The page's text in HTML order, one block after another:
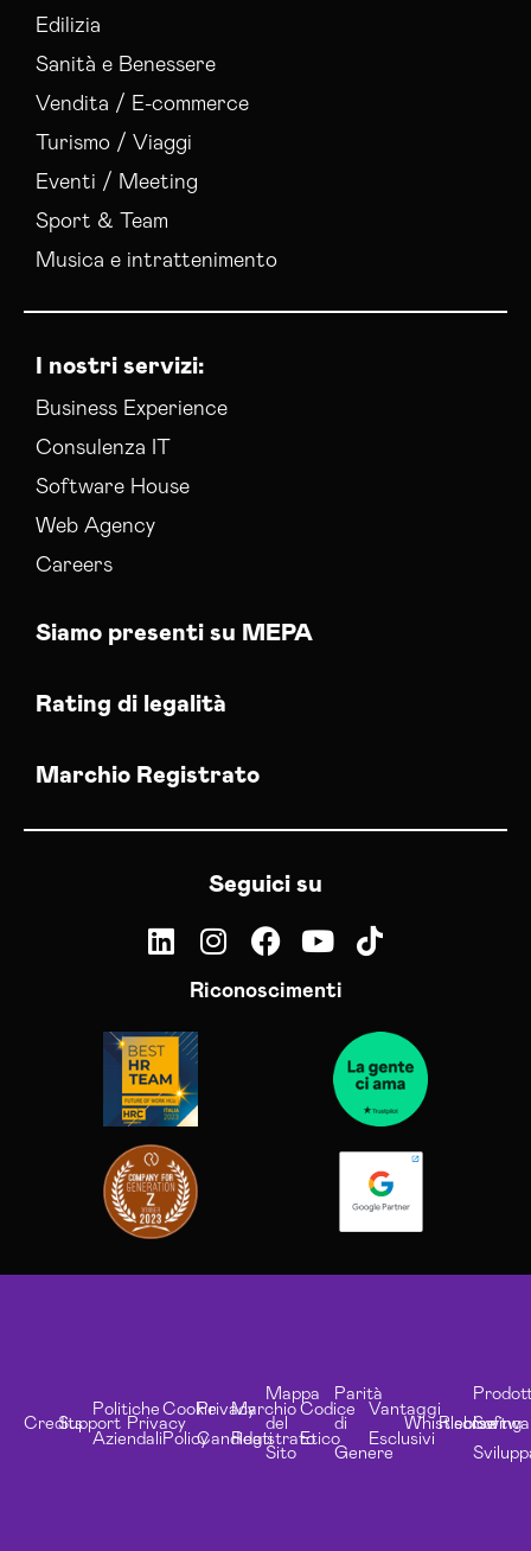
Edilizia
Sanità e Benessere
Vendita / E-commerce
Turismo / Viaggi
Eventi / Meeting
Sport & Team
Musica e intrattenimento
I nostri servizi:
Business Experience
Consulenza IT
Software House
Web Agency
Careers
Siamo presenti su MEPA
Rating di legalità
Marchio Registrato
Seguici su
Riconoscimenti
CreditsSupport
Politiche
Aziendali
Privacy
Cookie
Policy
Privacy
Candidati
Marchio
Registrato
Mappa
del
Sito
Codice
Etico
Parità
di
Genere
Vantaggi
Esclusivi
Whistleblowing
Risorse